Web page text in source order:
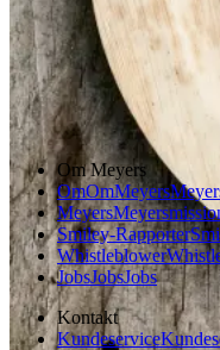
Forårsmad
Sommermad
Dansk mad
Om Meyers
OmOmMeyers
MeyersMeyers
Smiley-Rapporter
Whistleblower
JobsJobsJobs
Kontakt
Kundeservice